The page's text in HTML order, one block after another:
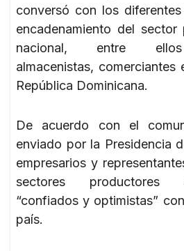
conversó con los
encadenamiento del
nacional, entre ellos
almacenistas, comerciantes
República Dominicana.
De acuerdo con el
enviado por la Presidencia
empresarios y
sectores productores
“confiados y optimistas”
país.